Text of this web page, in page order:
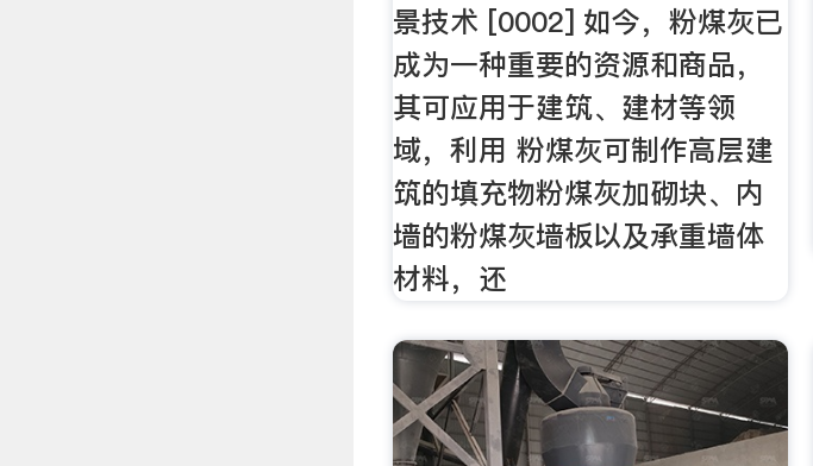
景技术 [0002] 如今，粉煤灰已
成为一种重要的资源和商品，
其可应用于建筑、建材等领
域，利用 粉煤灰可制作高层建
筑的填充物粉煤灰加砌块、内
墙的粉煤灰墙板以及承重墙体
材料，还